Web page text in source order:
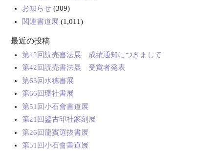
お知らせ(309)
関連書道展 (1,011)
最近の投稿
第42回読売書法展 成績通知につきまして
第42回読売書法展 受賞者発表
第63回水穂書展
第66回璞社書展
第51回小石會書道展
第21回鑒古印社篆刻展
第26回龍賓選抜書展
第51回小石會書道展